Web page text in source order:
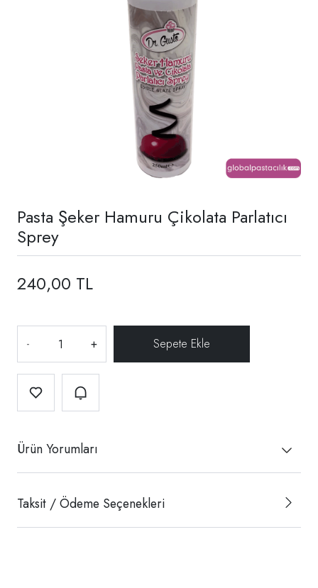
Pasta Şeker Hamuru Çikolata Parlatıcı
Sprey
240,00 TL
- +
Ürün Yorumları
Taksit / Ödeme Seçenekleri